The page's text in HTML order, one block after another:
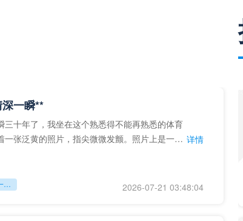
一瞬**
三十年了，我坐在这个熟悉得不能再熟悉的体育
一张泛黄的照片，指尖微微发颤。照片上是一个 详情
情深一瞬** 2026-07-21 03:48:04